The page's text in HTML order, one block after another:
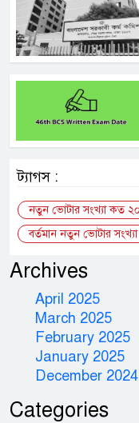
ট্যাগস :
নতুন ভোটার সংখ্যা কত
বর্তমান নতুন ভোটার
Archives
April 2025
March 2025
February 2025
January 2025
December 2024
Categories